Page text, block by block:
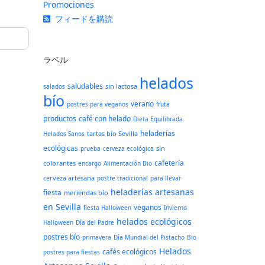
Promociones
フィードを購読
ラベル
salados saludables sin lactosa helados
bío postres para veganos verano fruta
productos café con helado Dieta Equilibrada.
Helados Sanos tartas bío Sevilla heladerías
ecológicas prueba cerveza ecológica sin
colorantes encargo Alimentación Bio cafetería
cerveza artesana postre tradicional para llevar
fiesta meriendas bío heladerías artesanas
en Sevilla fiesta Halloween veganos Invierno
Halloween Día del Padre helados ecológicos
postres bío primavera Día Mundial del Pistacho Bio
postres para fiestas cafés ecológicos Helados